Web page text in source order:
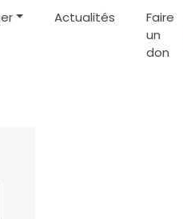
Actualités
Faire
un
don